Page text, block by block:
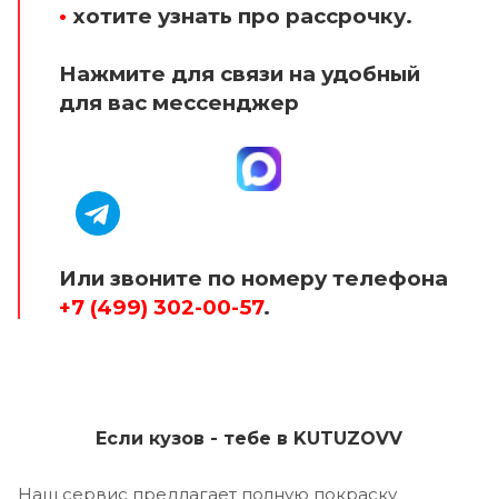
• хотите узнать про рассрочку.
Нажмите для связи на удобный
для вас мессенджер
Или звоните по номеру телефона
+7 (499) 302-00-57.
Если кузов - тебе в KUTUZOVV
Наш сервис предлагает полную покраску